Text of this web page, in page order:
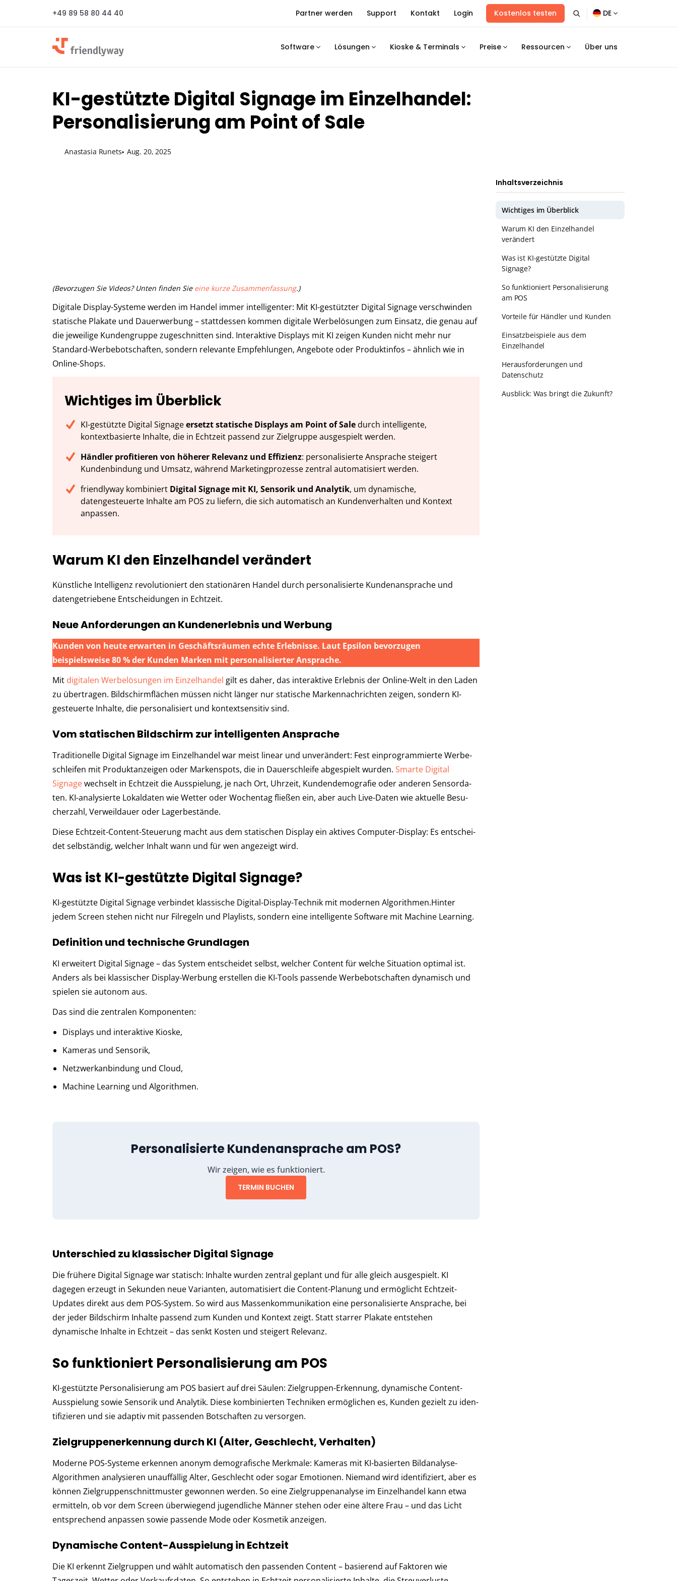
+49 89 58 80 44 40 Partner werden Support Kontakt Login Kostenlos testen DE
Software Lösungen Kioske & Terminals Preise Ressourcen Über uns
KI-gestützte Digital Signage im Einzelhandel:
Personalisierung am Point of Sale
Anastasia Runets Aug. 20, 2025
Inhaltsverzeichnis
Wichtiges im Überblick
Warum KI den Einzelhandel
verändert
Was ist KI-gestützte Digital
Signage?
So funktioniert Personalisierung
am POS
Vorteile für Händler und Kunden
Einsatzbeispiele aus dem
Einzelhandel
Herausforderungen und
Datenschutz
Ausblick: Was bringt die Zukunft?
(Bevorzugen Sie Videos? Unten finden Sie eine kurze Zusammenfassung.)
Digitale Display-Systeme werden im Handel immer intelligenter: Mit KI-gestützter Digital Signage verschwinden
statische Plakate und Dauerwerbung – stattdessen kommen digitale Werbelösungen zum Einsatz, die genau auf
die jeweilige Kundengruppe zugeschnitten sind. Interaktive Displays mit KI zeigen Kunden nicht mehr nur
Standard-Werbebotschaften, sondern relevante Empfehlungen, Angebote oder Produktinfos – ähnlich wie in
Online-Shops.
Wichtiges im Überblick
KI-gestützte Digital Signageersetzt statische Displays am Point of Saledurch intelligente,
kontextbasierte Inhalte, die in Echtzeit passend zur Zielgruppe ausgespielt werden.
Händler profitieren von höherer Relevanz und Effizienz: personalisierte Ansprache steigert
Kundenbindung und Umsatz, während Marketingprozesse zentral automatisiert werden.
friendlyway kombiniert Digital Signage mit KI, Sensorik und Analytik, um dynamische,
datengesteuerte Inhalte am POS zu liefern, die sich automatisch an Kundenverhalten und Kontext
anpassen.
Warum KI den Einzelhandel verändert
Künstliche Intelligenz revolutioniert den stationären Handel durch personalisierte Kundenansprache und
datengetriebene Entscheidungen in Echtzeit.
Neue Anforderungen an Kundenerlebnis und Werbung
Kunden von heute erwarten in Geschäftsräumen echte Erlebnisse. Laut Epsilon bevorzugen
beispielsweise 80 % der Kunden Marken mit personalisierter Ansprache.
Mit digitalen Werbelösungen im Einzelhandel gilt es daher, das interaktive Erlebnis der Online-Welt in den Laden
zu übertragen. Bildschirmflächen müssen nicht länger nur statische Markennachrichten zeigen, sondern KI-
gesteuerte Inhalte, die personalisiert und kontextsensitiv sind.
Vom statischen Bildschirm zur intelligenten Ansprache
Tra­di­tio­nel­le Digital Signage im Einzelhandel war meist lin­ear und un­ver­än­dert: Fest ein­pro­gram­mier­te Wer­be­
schlei­fen mit Produkt­an­zei­gen oder Mar­ken­spots, die in Dau­er­schlei­fe ab­ge­spielt wur­den. Smarte Digital
Signagewech­selt in Echt­zeit die Aus­spie­lung, je nach Ort, Uhr­zeit, Kun­den­demografie oder an­de­ren Sen­sor­da­
ten. KI-ana­ly­sier­te Lokaldaten wie Wet­ter oder Wo­chen­tag fließen ein, aber auch Live-Daten wie aktu­el­le Be­su­
cher­zahl, Ver­weil­dau­er oder Lager­be­stän­de.
Diese Echtzeit-Content-Steuerung macht aus dem sta­ti­schen Dis­play ein ak­ti­ves Com­pu­ter-Dis­play: Es ent­schei­
det selb­stän­dig, wel­cher Inhalt wann und für wen an­ge­zeigt wird.
Was ist KI-gestützte Digital Signage?
KI-gestützte Digital Signage ver­bin­det klas­si­sche Di­gi­tal-Dis­play-Tech­nik mit modernen Al­go­rith­men.Hin­ter
jedem Screen ste­hen nicht nur Fil­re­geln und Play­lists, son­dern eine in­tel­li­gen­te Soft­ware mit Machine Learning.
Definition und technische Grundlagen
KI er­wei­tert Digital Signage – das Sys­tem ent­schei­det selbst, wel­cher Con­tent für wel­che Si­tua­ti­on op­ti­mal ist.
Anders als bei klas­si­scher Dis­play-Wer­bung erstellen die KI-Tools passende Werbebotschaften dynamisch und
spielen sie autonom aus.
Das sind die zentralen Kom­po­nen­ten:
Displays und interaktive Kioske,
Kameras und Sensorik,
Netzwerkanbindung und Cloud,
Machine Learning und Algorithmen.
Personalisierte Kundenansprache am POS?
Wir zeigen, wie es funktioniert.
TERMIN BUCHEN
Unterschied zu klassischer Digital Signage
Die frühere Digital Signage war statisch: Inhalte wurden zentral geplant und für alle gleich ausgespielt. KI
dagegen erzeugt in Sekunden neue Varianten, automatisiert die Content-Planung und ermöglicht Echtzeit-
Updates direkt aus dem POS-System. So wird aus Massenkommunikation eine personalisierte Ansprache, bei
der jeder Bildschirm Inhalte passend zum Kunden und Kontext zeigt. Statt starrer Plakate entstehen
dynamische Inhalte in Echtzeit – das senkt Kosten und steigert Relevanz.
So funktioniert Personalisierung am POS
KI-gestützte Personalisierung am POS basiert auf drei Säulen: Zielgruppen-Erkennung, dynamische Content-
Ausspielung sowie Sensorik und Analytik. Diese kom­bi­nierten Tech­niken ermöglichen es, Kun­den gezielt zu iden­
ti­fi­zie­ren und sie ad­ap­tiv mit pas­sen­den Botschaften zu ver­sor­gen.
Zielgruppenerkennung durch KI (Alter, Geschlecht, Verhalten)
Moderne POS-Systeme erkennen anonym demografische Merkmale: Kameras mit KI-basierten Bildanalyse-
Algorithmen analysieren unauffällig Alter, Geschlecht oder sogar Emotionen. Nie­mand wird iden­ti­fi­ziert, aber es
kön­nen Ziel­grup­pen­schnitt­muster ge­won­nen wer­den. So eine Zielgruppenanalyse im Einzelhandel kann etwa
ermit­teln, ob vor dem Screen über­wie­gend ju­gend­li­che Männer ste­hen oder eine ältere Frau – und das Licht
entsprechend anpassen sowie passende Mode oder Kosmetik anzeigen.
Dynamische Content-Ausspielung in Echtzeit
Die KI erkennt Zielgruppen und wählt automatisch den passenden Content – basierend auf Faktoren wie